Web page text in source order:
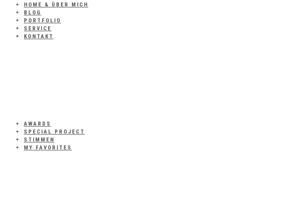
HOME & ÜBER MICH
BLOG
PORTFOLIO
SERVICE
KONTAKT
AWARDS
SPECIAL PROJECT
STIMMEN
MY FAVORITES